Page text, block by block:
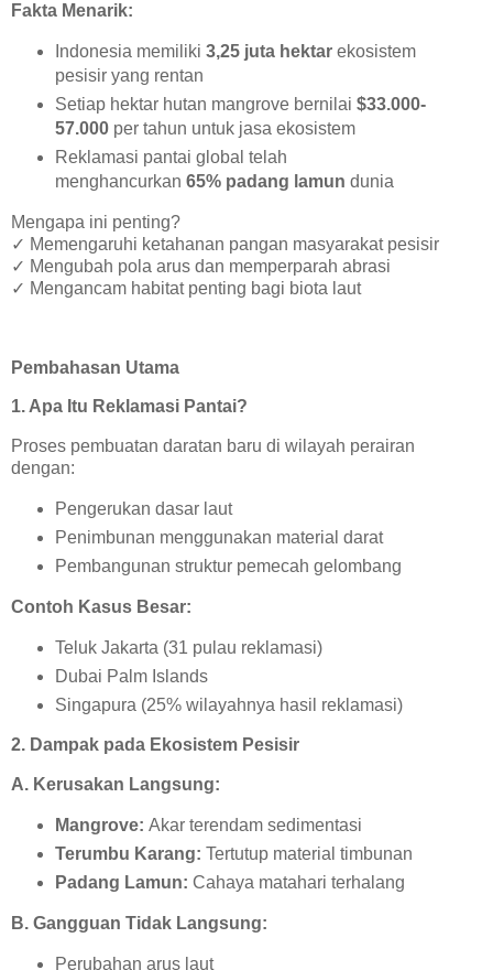
Fakta Menarik:
Indonesia memiliki 3,25 juta hektarekosistem
pesisir yang rentan
Setiap hektar hutan mangrove bernilai $33.000-
57.000per tahun untuk jasa ekosistem
Reklamasi pantai global telah
menghancurkan 65% padang lamun dunia
Mengapa ini penting?
✓ Memengaruhi ketahanan pangan masyarakat pesisir
✓ Mengubah pola arus dan memperparah abrasi
✓ Mengancam habitat penting bagi biota laut
Pembahasan Utama
1. Apa Itu Reklamasi Pantai?
Proses pembuatan daratan baru di wilayah perairan
dengan:
Pengerukan dasar laut
Penimbunan menggunakan material darat
Pembangunan struktur pemecah gelombang
Contoh Kasus Besar:
Teluk Jakarta (31 pulau reklamasi)
Dubai Palm Islands
Singapura (25% wilayahnya hasil reklamasi)
2. Dampak pada Ekosistem Pesisir
A. Kerusakan Langsung:
Mangrove: Akar terendam sedimentasi
Terumbu Karang: Tertutup material timbunan
Padang Lamun: Cahaya matahari terhalang
B. Gangguan Tidak Langsung:
Perubahan arus laut